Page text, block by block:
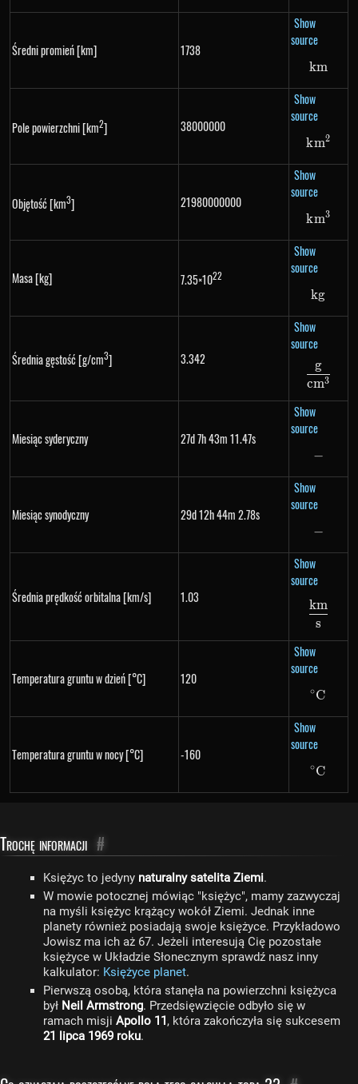
Średni promień [km] 1738
Show
source
km
km
Pole powierzchni [km2] 38000000
Show
source
km^2
km2
Objętość [km3] 21980000000
Show
source
km^3
km3
Masa [kg] 7.35×1022
Show
source
kg
kg
Średnia gęstość [g/cm3] 3.342
Show
source
cm3
g
Miesiąc syderyczny 27d 7h 43m 11.47s
Show
source
-
−
Miesiąc synodyczny 29d 12h 44m 2.78s
Show
source
-
−
Średnia prędkość orbitalna [km/s] 1.03
Show
source
s
km
Temperatura gruntu w dzień [°C] 120
Show
source
^\circ
∘C
Temperatura gruntu w nocy [°C] -160
Show
source
^\circ
∘C
Trochę informacji #
Księżyc to jedyny naturalny satelita Ziemi.
W mowie potocznej mówiąc "księżyc", mamy zazwyczaj
na myśli księżyc krążący wokół Ziemi. Jednak inne
planety również posiadają swoje księżyce. Przykładowo
Jowisz ma ich aż 67. Jeżeli interesują Cię pozostałe
księżyce w Układzie Słonecznym sprawdź nasz inny
kalkulator: Księżyce planet.
Pierwszą osobą, która stanęła na powierzchni księżyca
był Neil Armstrong. Przedsięwzięcie odbyło się w
ramach misji Apollo 11, która zakończyła się sukcesem
21 lipca 1969 roku.